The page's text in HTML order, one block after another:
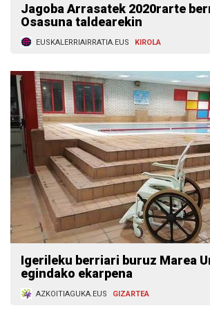
Jagoba Arrasatek 2020rarte
Osasuna taldearekin
EUSKALERRIAIRRATIA.EUS KIROLA
Igerileku berriari buruz Marea
egindako ekarpena
AZKOITIAGUKA.EUS GIZARTEA